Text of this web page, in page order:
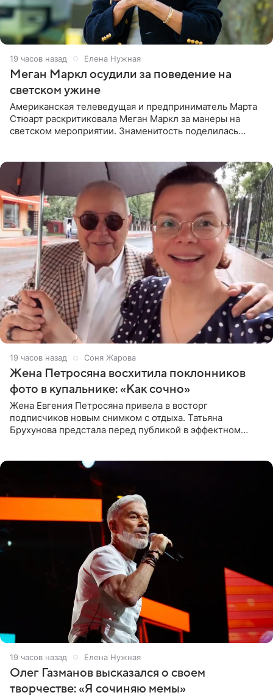
19 часов назад Елена Нужная
Меган Маркл осудили за поведение на
светском ужине
Американская телеведущая и предприниматель Марта
Стюарт раскритиковала Меган Маркл за манеры на
светском мероприятии. Знаменитость поделилась
19 часов назад Соня Жарова
Жена Петросяна восхитила поклонников
фото в купальнике: «Как сочно»
Жена Евгения Петросяна привела в восторг
подписчиков новым снимком с отдыха. Татьяна
Брухунова предстала перед публикой в эффектном
19 часов назад Елена Нужная
Олег Газманов высказался о своем
творчестве: «Я сочиняю мемы»